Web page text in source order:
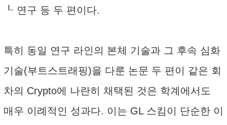
┖ 연구 등 두 편이다.
특히 동일 연구 라인의 본체 기술과 그 후속 심화
기술(부트스트래핑)을 다룬 논문 두 편이 같은 회
차의 Crypto에 나란히 채택된 것은 학계에서도
매우 이례적인 성과다. 이는 GL 스킴이 단순한 이